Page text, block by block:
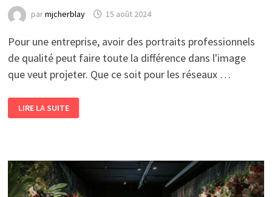
parmjcherblay 15 août 2024
Pour une entreprise, avoir des portraits professionnels
de qualité peut faire toute la différence dans l'image
que veut projeter. Que ce soit pour les réseaux …
CHOISIR
UNE
PORTRAITS
D’ENTREPRISE
À
PARIS
LIRE LA SUITE